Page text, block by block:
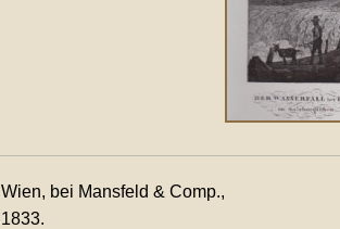
Wien, bei Mansfeld & Comp.,
1833.